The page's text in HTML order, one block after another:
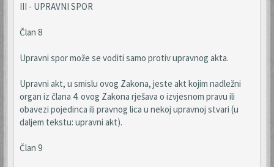
III - UPRAVNI SPOR
Član 8
Upravni spor može se voditi samo protiv upravnog akta.
Upravni akt, u smislu ovog Zakona, jeste akt kojim nadležni
organ iz člana 4. ovog Zakona rješava o izvjesnom pravu ili
obavezi pojedinca ili pravnog lica u nekoj upravnoj stvari (u
daljem tekstu: upravni akt).
Član 9